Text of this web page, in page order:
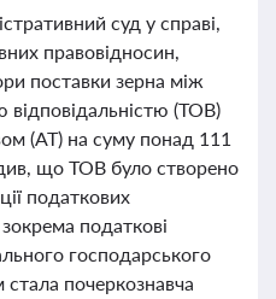
суд у справі,
правовідносин,
поставки зерна між
(ТОВ)
(АТ) на суму понад 111
що ТОВ було створено
податкових
податкові
господарського
почеркознавча